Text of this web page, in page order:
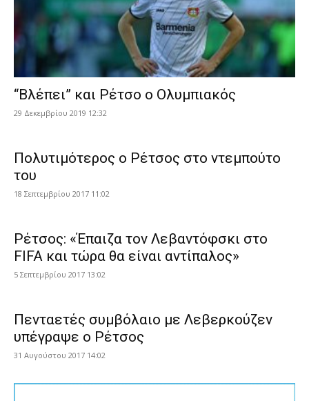
“Βλέπει” και Ρέτσο ο Ολυμπιακός
29 Δεκεμβρίου 2019 12:32
Πολυτιμότερος ο Ρέτσος στο ντεμπούτο
του
18 Σεπτεμβρίου 2017 11:02
Ρέτσος: «Έπαιζα τον Λεβαντόφσκι στο
FIFA και τώρα θα είναι αντίπαλος»
5 Σεπτεμβρίου 2017 13:02
Πενταετές συμβόλαιο με Λεβερκούζεν
υπέγραψε ο Ρέτσος
31 Αυγούστου 2017 14:02